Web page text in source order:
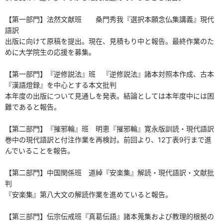
【第一部門】法然文献班 桑門秀我『選択本願念仏集講義』現代
語訳
出版に向けて原稿を提出。現在、見積もり中と報告。最終作業のた
めに大学院生の応援を募集。
【第一部門】『逆修説法』班 『逆修説法』諸本対照本作成、古本
『漢語燈録』を中心とする本文批判
本年度の出版について見通しを発表。結論としては本年度中には困
難であると報告。
【第二部門】『摧邪輪』班 明恵『摧邪輪』寛永版訓読・現代語訳
巻中の現代語訳と付注作業を再検討。前回より、12丁表9行まで進
んでいることを報告。
【第二部門】中国関係班 道綽『安楽集』解読・現代語訳・文献批
判
『安楽集』第八大文の解読作業を進めていると報告。
【第三部門】伝宗伝戒班『真葛伝語』諸本蒐集および教理的根拠の